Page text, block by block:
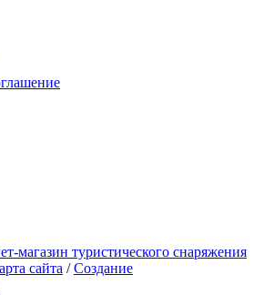
магазин туристического снаряжения
сайта /Создание